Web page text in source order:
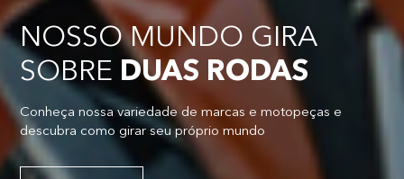
NOSSO MUNDO GIRA
SOBRE DUAS RODAS
Conheça nossa variedade de marcas e motopeças e
descubra como girar seu próprio mundo